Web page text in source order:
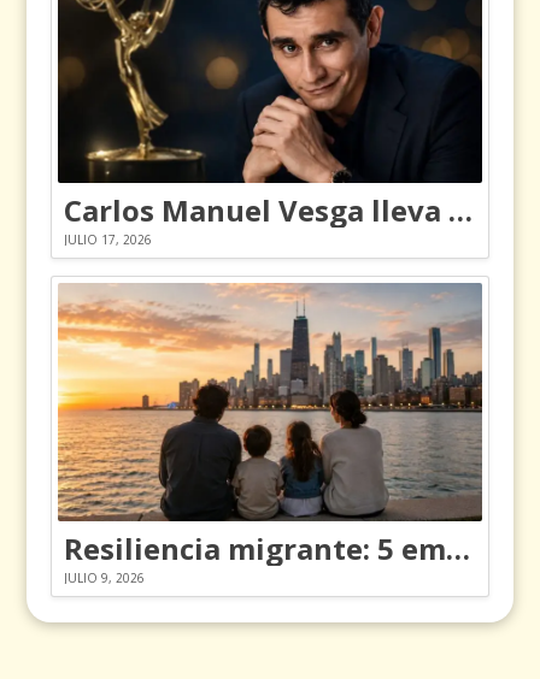
Carlos Manuel Vesga lleva el nombre de Colombia a los Emmy
JULIO 17, 2026
Resiliencia migrante: 5 emociones y cómo gestionarlas
JULIO 9, 2026